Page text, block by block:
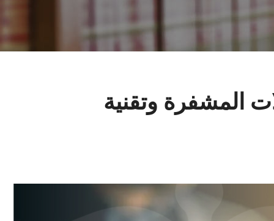
المشفرة وتقنية